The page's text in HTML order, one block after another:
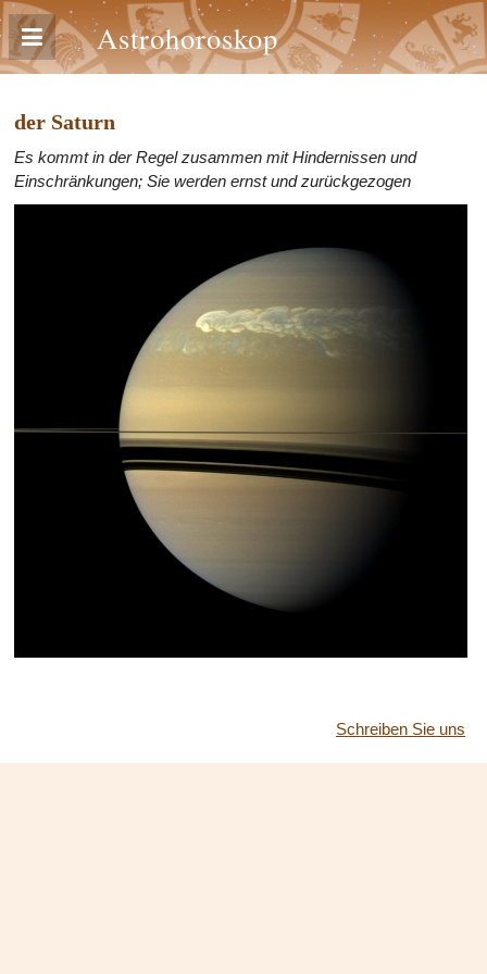
Astrohoroskop
der Saturn
Es kommt in der Regel zusammen mit Hindernissen und
Einschränkungen; Sie werden ernst und zurückgezogen
Schreiben Sie uns